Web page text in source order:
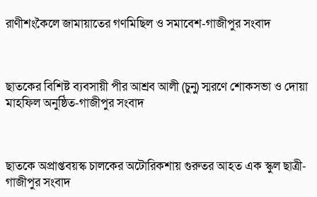
রাণীশংকৈলে জামায়াতের গণমিছিল ও সমাবেশ-গাজীপুর সংবাদ
ছাতকের বিশিষ্ট ব্যবসায়ী পীর আশ্রব আলী (চুনু) স্মরণে শোকসভা ও দোয়া
মাহফিল অনুষ্ঠিত-গাজীপুর সংবাদ
ছাতকে অপ্রাপ্তবয়স্ক চালকের অটোরিকশায় গুরুতর আহত এক স্কুল ছাত্রী-
গাজীপুর সংবাদ